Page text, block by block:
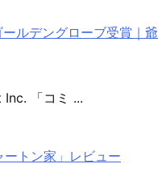
ールデングローブ受賞｜爺
「コミ ...
トン家」レビュー